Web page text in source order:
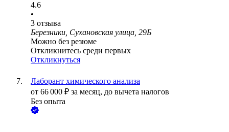
4.6
•
3 отзыва
Березники, Сухановская улица, 29Б
Можно без резюме
Откликнитесь среди первых
Откликнуться
Лаборант химического анализа
от 66 000 ₽ за месяц, до вычета налогов
Без опыта